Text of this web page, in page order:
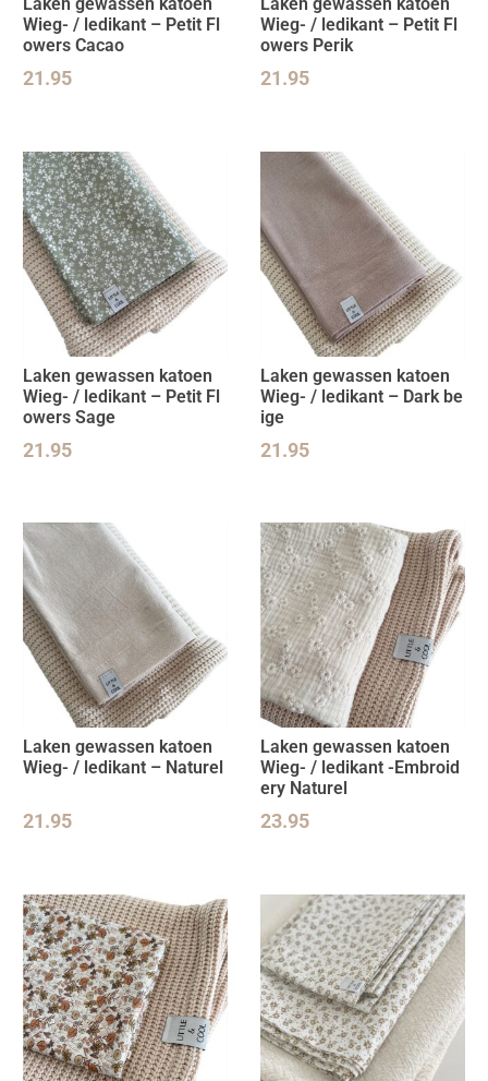
Wieg- / ledikant – Petit Fl
owers Cacao
21.95
Wieg- / ledikant – Petit Fl
owers Perik
21.95
Laken gewassen katoen
Wieg- / ledikant – Petit Fl
owers Sage
21.95
Laken gewassen katoen
Wieg- / ledikant – Dark be
ige
21.95
Laken gewassen katoen
Wieg- / ledikant – Naturel
21.95
Laken gewassen katoen
Wieg- / ledikant -Embroid
ery Naturel
23.95